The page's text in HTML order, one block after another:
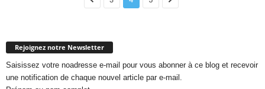
Rejoignez notre Newsletter
Saisissez votre noadresse e-mail pour vous abonner à ce blog et recevoir
une notification de chaque nouvel article par e-mail.